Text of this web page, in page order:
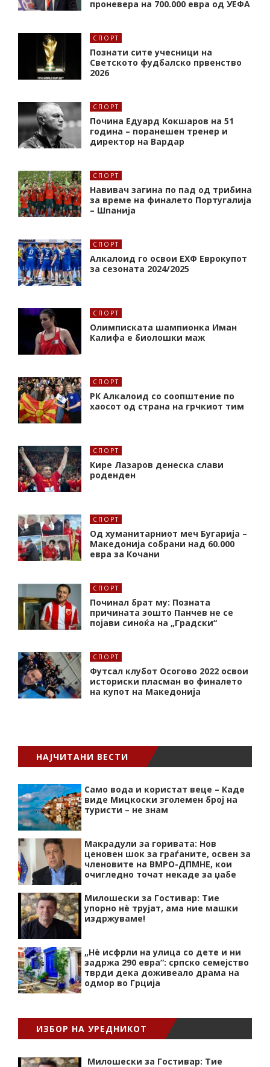
проневера на 700.000 евра од УЕФА
СПОРТ
Познати сите учесници на
Светското фудбалско првенство
2026
СПОРТ
Почина Едуард Кокшаров на 51
година – поранешен тренер и
директор на Вардар
СПОРТ
Навивач загина по пад од трибина
за време на финалето Португалија
– Шпанија
СПОРТ
Алкалоид го освои ЕХФ Еврокупот
за сезоната 2024/2025
СПОРТ
Олимписката шампионка Иман
Калифa е биолошки маж
СПОРТ
РК Алкалоид со соопштение по
хаосот од страна на грчкиот тим
СПОРТ
Кире Лазаров денеска слави
роденден
СПОРТ
Од хуманитарниот меч Бугарија –
Македонија собрани над 60.000
евра за Кочани
СПОРТ
Починал брат му: Позната
причината зошто Панчев не се
појави синоќа на „Градски“
СПОРТ
Футсал клубот Осогово 2022 освои
историски пласман во финалето
на купот на Македонија
НАЈЧИТАНИ ВЕСТИ
Само вода и користат веце – Каде
виде Мицкоски зголемен број на
туристи – не знам
Макрадули за горивата: Нов
ценовен шок за граѓаните, освен за
членовите на ВМРО-ДПМНЕ, кои
очигледно точат некаде за џабе
Милошески за Гостивар: Тие
упорно нѐ трујат, ама ние машки
издржуваме!
„Нѐ исфрли на улица со дете и ни
задржа 290 евра“: српско семејство
тврди дека доживеало драма на
одмор во Грција
ИЗБОР НА УРЕДНИКОТ
Милошески за Гостивар: Тие